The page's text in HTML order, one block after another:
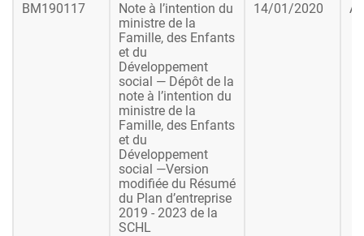
BM190117
Note à l’intention du
ministre de la
Famille, des Enfants
et du
Développement
social — Dépôt de la
note à l’intention du
ministre de la
Famille, des Enfants
et du
Développement
social —Version
modifiée du Résumé
du Plan d’entreprise
2019 - 2023 de la
SCHL
14/01/2020